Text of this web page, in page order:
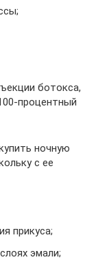
ботокса,
процентный
ночную
с ее
прикуса;
эмали;